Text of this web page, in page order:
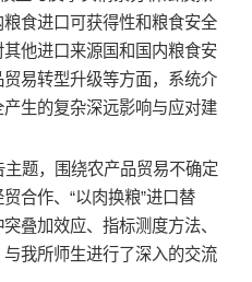
食进口可获得性和粮食安全
他进口来源国和国内粮食安
易转型升级等方面，系统介
生的复杂深远影响与应对建
题，围绕农产品贸易不确定
合作、“以肉换粮”进口替
叠加效应、指标测度方法、
我所师生进行了深入的交流